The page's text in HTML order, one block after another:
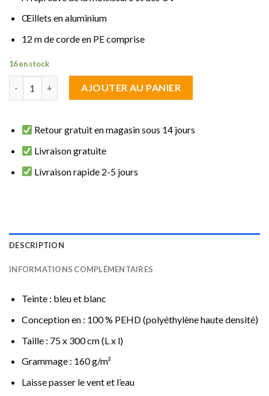
Œillets en aluminium
12 m de corde en PE comprise
16 en stock
quantité de brise vue fraicheur Multicolore 0.75 m de haut sur 3
AJOUTER AU PANIER
Retour gratuit en magasin sous 14 jours
Livraison gratuite
Livraison rapide 2-5 jours
DESCRIPTION
INFORMATIONS COMPLÉMENTAIRES
Teinte : bleu et blanc
Conception en : 100 % PEHD (polyéthylène haute densité)
Taille : 75 x 300 cm (L x l)
Grammage : 160 g/m²
Laisse passer le vent et l’eau